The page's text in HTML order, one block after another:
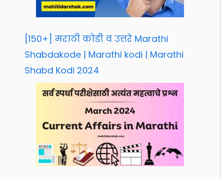
[150+] मराठी कोडी व उत्तरे Marathi
Shabdakode | Marathi kodi | Marathi
Shabd Kodi 2024